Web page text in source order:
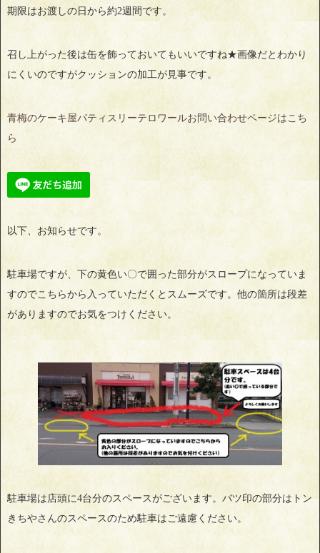
期限はお渡しの日から約2週間です。
召し上がった後は缶を飾っておいてもいいですね★画像だとわかり
にくいのですがクッションの加工が見事です。
青梅のケーキ屋パティスリーテロワールお問い合わせページはこち
ら
以下、お知らせです。
駐車場ですが、下の黄色い〇で囲った部分がスロープになっていま
すのでこちらから入っていただくとスムーズです。他の箇所は段差
がありますのでお気をつけください。
駐車場は店頭に4台分のスペースがございます。バツ印の部分はトン
きちやさんのスペースのため駐車はご遠慮ください。